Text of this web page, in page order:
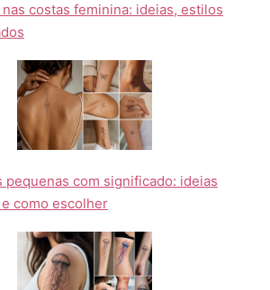
costas feminina: ideias, estilos
pequenas com significado: ideias
como escolher